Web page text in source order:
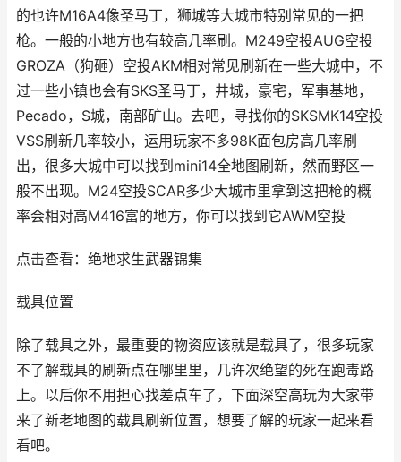
的也许M16A4像圣马丁，狮城等大城市特别常见的一把
枪。一般的小地方也有较高几率刷。M249空投AUG空投
GROZA（狗砸）空投AKM相对常见刷新在一些大城中，不
过一些小镇也会有SKS圣马丁，井城，豪宅，军事基地，
Pecado，S城，南部矿山。去吧，寻找你的SKSMK14空投
VSS刷新几率较小，运用玩家不多98K面包房高几率刷
出，很多大城中可以找到mini14全地图刷新，然而野区一
般不出现。M24空投SCAR多少大城市里拿到这把枪的概
率会相对高M416富的地方，你可以找到它AWM空投
点击查看：绝地求生武器锦集
载具位置
除了载具之外，最重要的物资应该就是载具了，很多玩家
不了解载具的刷新点在哪里里，几许次绝望的死在跑毒路
上。以后你不用担心找差点车了，下面深空高玩为大家带
来了新老地图的载具刷新位置，想要了解的玩家一起来看
看吧。